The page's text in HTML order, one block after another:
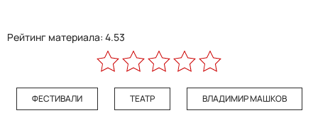
Рейтинг материала: 4.53
ФЕСТИВАЛИ ТЕАТР ВЛАДИМИР МАШКОВ